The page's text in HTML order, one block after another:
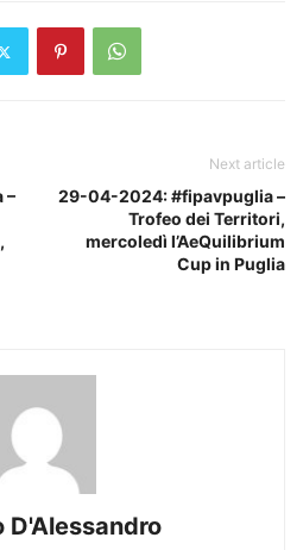
–
Next article
29-04-2024: #fipavpuglia –
Trofeo dei Territori,
mercoledì l’AeQuilibrium
Cup in Puglia
D'Alessandro